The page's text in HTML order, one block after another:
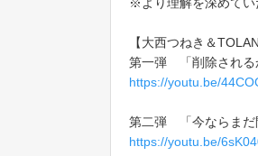
【大西つねき＆
第一弾 「削除される
https://youtu.be/
第二弾 「今ならまだ
https://youtu.be/